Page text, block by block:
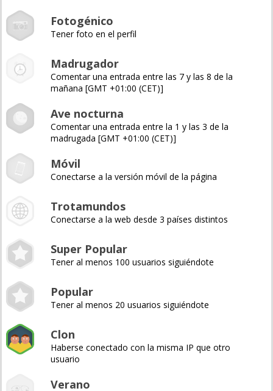
Fotogénico
Tener foto en el perfil
Madrugador
Comentar una entrada entre las 7 y las 8 de la
mañana [GMT +01:00 (CET)]
Ave nocturna
Comentar una entrada entre la 1 y las 3 de la
madrugada [GMT +01:00 (CET)]
Móvil
Conectarse a la versión móvil de la página
Trotamundos
Conectarse a la web desde 3 países distintos
Super Popular
Tener al menos 100 usuarios siguiéndote
Popular
Tener al menos 20 usuarios siguiéndote
Clon
Haberse conectado con la misma IP que otro
usuario
Verano